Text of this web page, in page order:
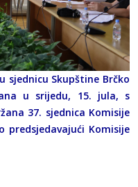
sjednicu Skupštine Brčko
u srijedu, 15. jula, s
37. sjednica Komisije
predsjedavajući Komisije